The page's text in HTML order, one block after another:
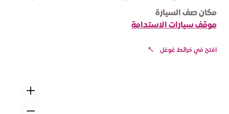
مكان صف السيارة
موقف سيارات الاستدامة
افتح في خرائط غوغل